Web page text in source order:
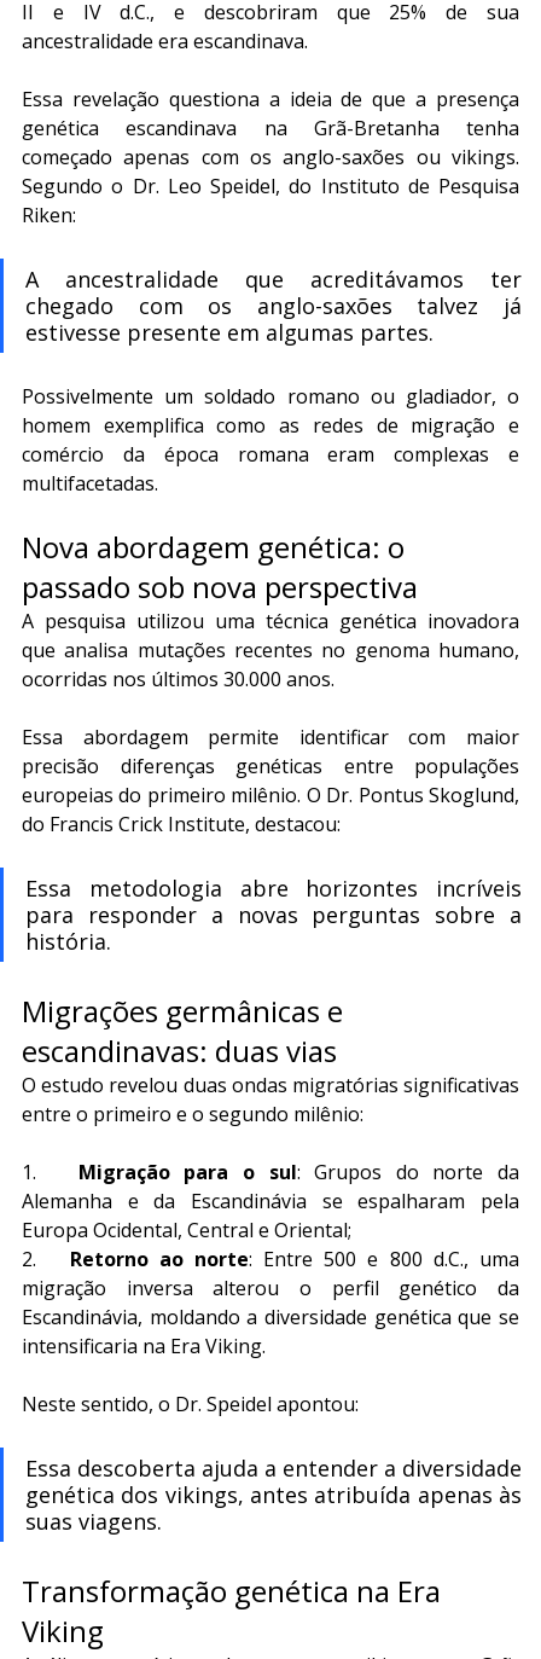
II e IV d.C., e descobriram que 25% de sua
ancestralidade era escandinava.
Essa revelação questiona a ideia de que a presença
genética escandinava na Grã-Bretanha tenha
começado apenas com os anglo-saxões ou vikings.
Segundo o Dr. Leo Speidel, do Instituto de Pesquisa
Riken:
A ancestralidade que acreditávamos ter
chegado com os anglo-saxões talvez já
estivesse presente em algumas partes.
Possivelmente um soldado romano ou gladiador, o
homem exemplifica como as redes de migração e
comércio da época romana eram complexas e
multifacetadas.
Nova abordagem genética: o
passado sob nova perspectiva
A pesquisa utilizou uma técnica genética inovadora
que analisa mutações recentes no genoma humano,
ocorridas nos últimos 30.000 anos.
Essa abordagem permite identificar com maior
precisão diferenças genéticas entre populações
europeias do primeiro milênio. O Dr. Pontus Skoglund,
do Francis Crick Institute, destacou:
Essa metodologia abre horizontes incríveis
para responder a novas perguntas sobre a
história.
Migrações germânicas e
escandinavas: duas vias
O estudo revelou duas ondas migratórias significativas
entre o primeiro e o segundo milênio:
1. Migração para o sul: Grupos do norte da
Alemanha e da Escandinávia se espalharam pela
Europa Ocidental, Central e Oriental;
2. Retorno ao norte: Entre 500 e 800 d.C., uma
migração inversa alterou o perfil genético da
Escandinávia, moldando a diversidade genética que se
intensificaria na Era Viking.
Neste sentido, o Dr. Speidel apontou:
Essa descoberta ajuda a entender a diversidade
genética dos vikings, antes atribuída apenas às
suas viagens.
Transformação genética na Era
Viking